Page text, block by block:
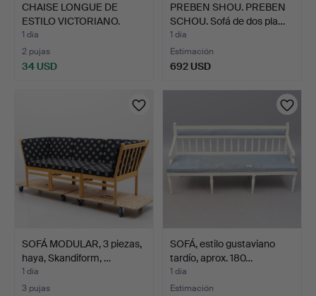
CHAISE LONGUE DE
ESTILO VICTORIANO.
1 día
2 pujas
34 USD
PREBEN SHOU. PREBEN
SCHOU. Sofá de dos pla…
1 día
Estimación
692 USD
SOFÁ MODULAR, 3 piezas,
haya, Skandiform, …
1 día
3 pujas
SOFÁ, estilo gustaviano
tardío, aprox. 180…
1 día
Estimación